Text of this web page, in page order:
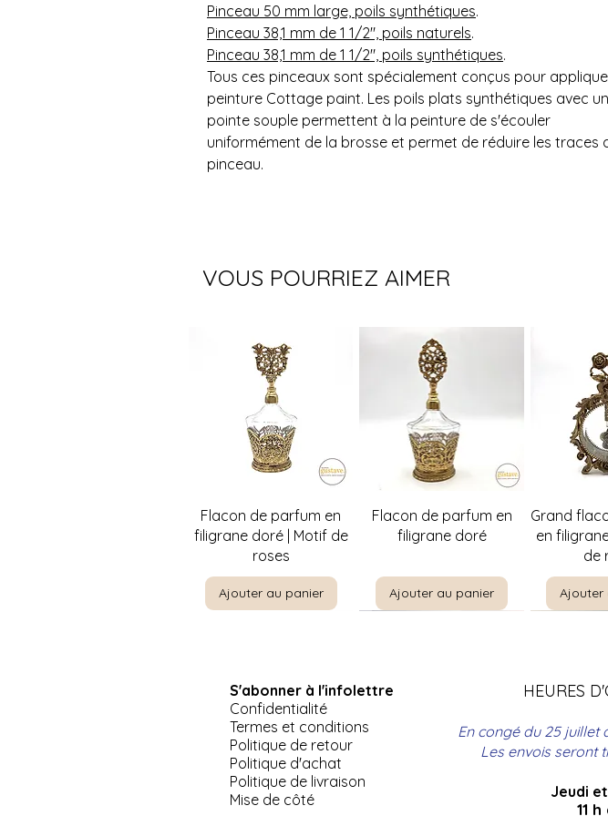
Pinceau 50 mm large, poils synthétiques.
Pinceau 38,1 mm de 1 1/2", poils naturels.
Pinceau 38,1 mm de 1 1/2", poils synthétiques.
Tous ces pinceaux sont spécialement conçus pour
peinture Cottage paint. Les poils plats synthétiques avec
pointe souple permettent à la peinture de s'écouler
uniformément de la brosse et permet de réduire les traces
pinceau.
VOUS POURRIEZ AIMER
Aperçu rapide
Flacon de parfum en
filigrane doré | Motif de
roses
Ajouter au panier
Aperçu rapide
Flacon de parfum en
filigrane doré
Ajouter au panier
Grand
en
de
Ajouter
Aperçu rapide
Plat de service à 3
Coffre
Aperçu rapide
Pinkie par T. Lawrence |
Christine
Aperçu rapide
Jeep US Army Willis-
S'abonner à l'infolettre
Confidentialité
Termes et conditions
Politique de retour
Politique d'achat
Politique de livraison
Mise de côté
HEURES
En congé du 25 juillet
Les envois seront
Jeudi
11